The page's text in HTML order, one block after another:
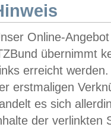
Online-
übernimmt
erreicht
erstmaligen
es sich
der verlinkten